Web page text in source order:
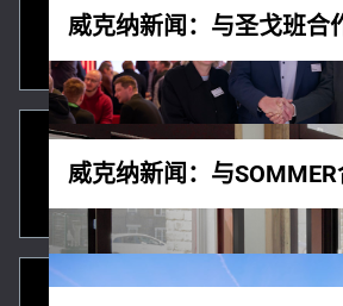
威克纳新闻：与圣戈班合
威克纳新闻：与